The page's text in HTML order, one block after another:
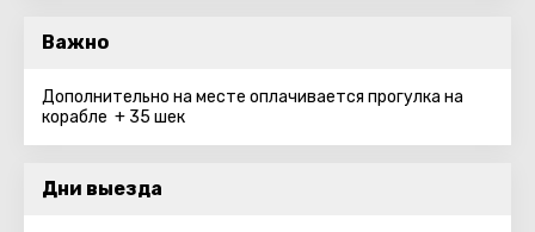
Важно
Дополнительно на месте оплачивается прогулка на
корабле + 35 шек
Дни выезда